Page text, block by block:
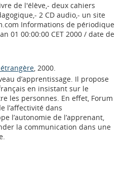
de l'élève,- deux cahiers
2 CD audio,- un site
Informations de périodique
01 00:00:00 CET 2000 / date de
, 2000.
d’apprentissage. Il propose
en insistant sur le
les personnes. En effet, Forum
l’affectivité dans
l’autonomie de l’apprenant,
la communication dans une